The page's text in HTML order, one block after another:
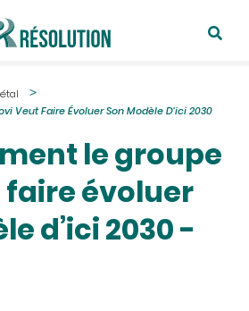
Veut Faire Évoluer Son Modèle D’ici 2030
le groupe
évoluer
d’ici 2030 -